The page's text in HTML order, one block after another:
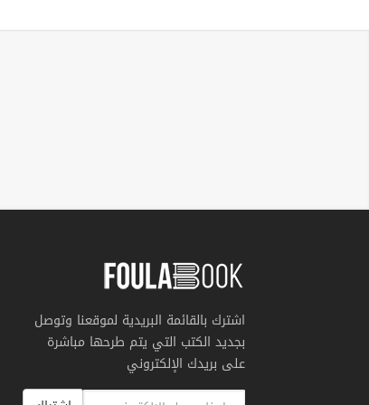
اشترك بالقائمة البريدية لموقعنا وتوصل
بجديد الكتب التي يتم طرحها مباشرة
على بريدك الإلكتروني